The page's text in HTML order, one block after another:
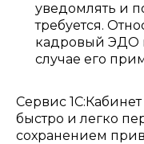
уведомлять и
требуется.
кадровый ЭДО
случае его
Сервис
быстро и легко
сохранением